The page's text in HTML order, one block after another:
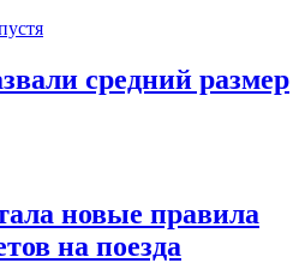
средний размер
новые правила
на поезда